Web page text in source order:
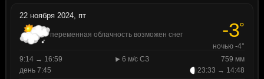
22 ноября 2024, пт
переменная облачность возможен снег -3°
ночью -4°
9:14 → 16:59
6 м/с СЗ
759 мм
день 7:45
23:33 → 14:48